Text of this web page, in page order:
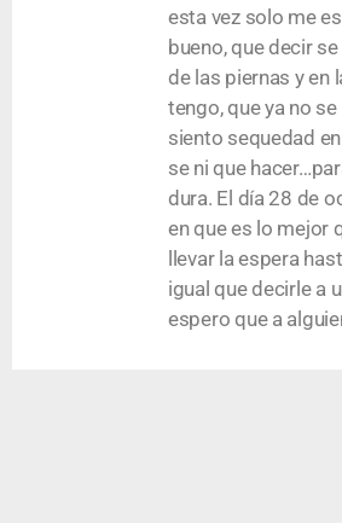
esta vez solo me
bueno, que decir
de las piernas y en
tengo, que ya no
siento sequedad
se ni que
dura. El día 28 de
en que es lo mejor
llevar la espera
igual que decirle a
espero que a